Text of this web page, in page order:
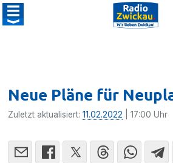
Neue Pläne für
Zuletzt aktualisiert:11.02.2022 | 17:00 Uhr